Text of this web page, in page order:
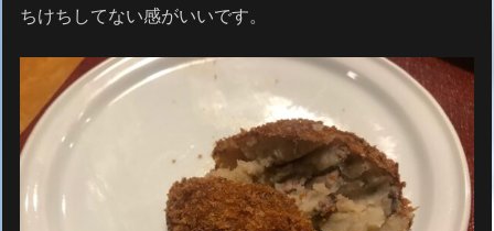
ちけちしてない感がいいです。